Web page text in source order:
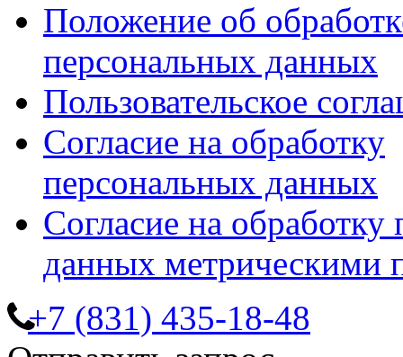
Положение об
персональных данных
Пользовательское
Согласие на обработку
персональных данных
Согласие на обработку
данных метрическими
+7 (831) 435-18-48